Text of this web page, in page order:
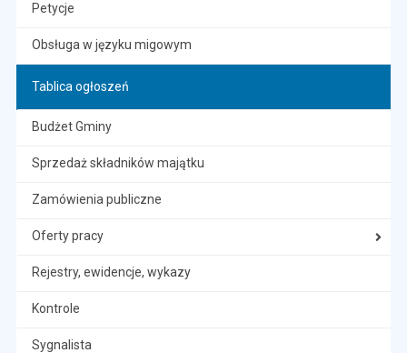
Petycje
Obsługa w języku migowym
Tablica ogłoszeń
Budżet Gminy
Sprzedaż składników majątku
Zamówienia publiczne
Oferty pracy
Rejestry, ewidencje, wykazy
Kontrole
Sygnalista